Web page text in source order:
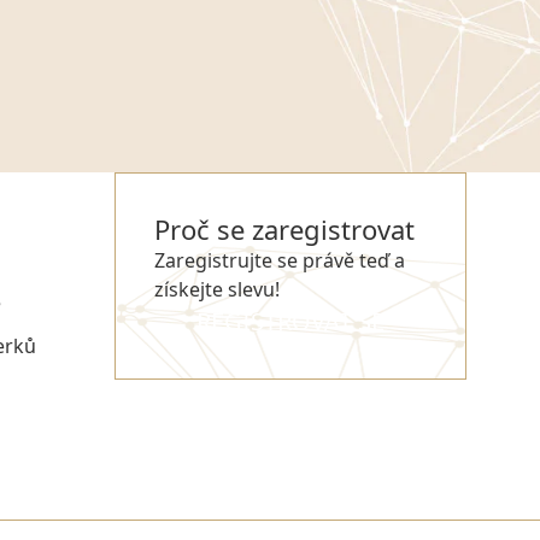
Proč se zaregistrovat
Zaregistrujte se právě teď a
získejte slevu!
REGISTROVAT SE